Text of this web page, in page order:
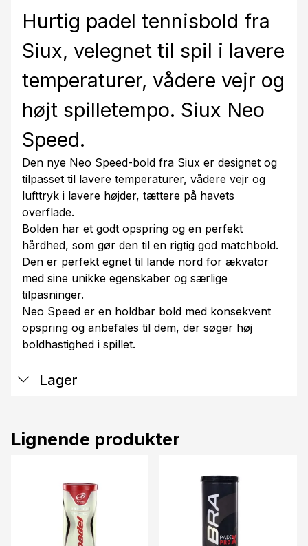
Hurtig padel tennisbold fra
Siux, velegnet til spil i lavere
temperaturer, vådere vejr og
højt spilletempo. Siux Neo
Speed.
Den nye Neo Speed-bold fra Siux er designet og
tilpasset til lavere temperaturer, vådere vejr og
lufttryk i lavere højder, tættere på havets
overflade.
Bolden har et godt opspring og en perfekt
hårdhed, som gør den til en rigtig god matchbold.
Den er perfekt egnet til lande nord for ækvator
med sine unikke egenskaber og særlige
tilpasninger.
Neo Speed er en holdbar bold med konsekvent
opspring og anbefales til dem, der søger høj
boldhastighed i spillet.
Lager
Lignende produkter